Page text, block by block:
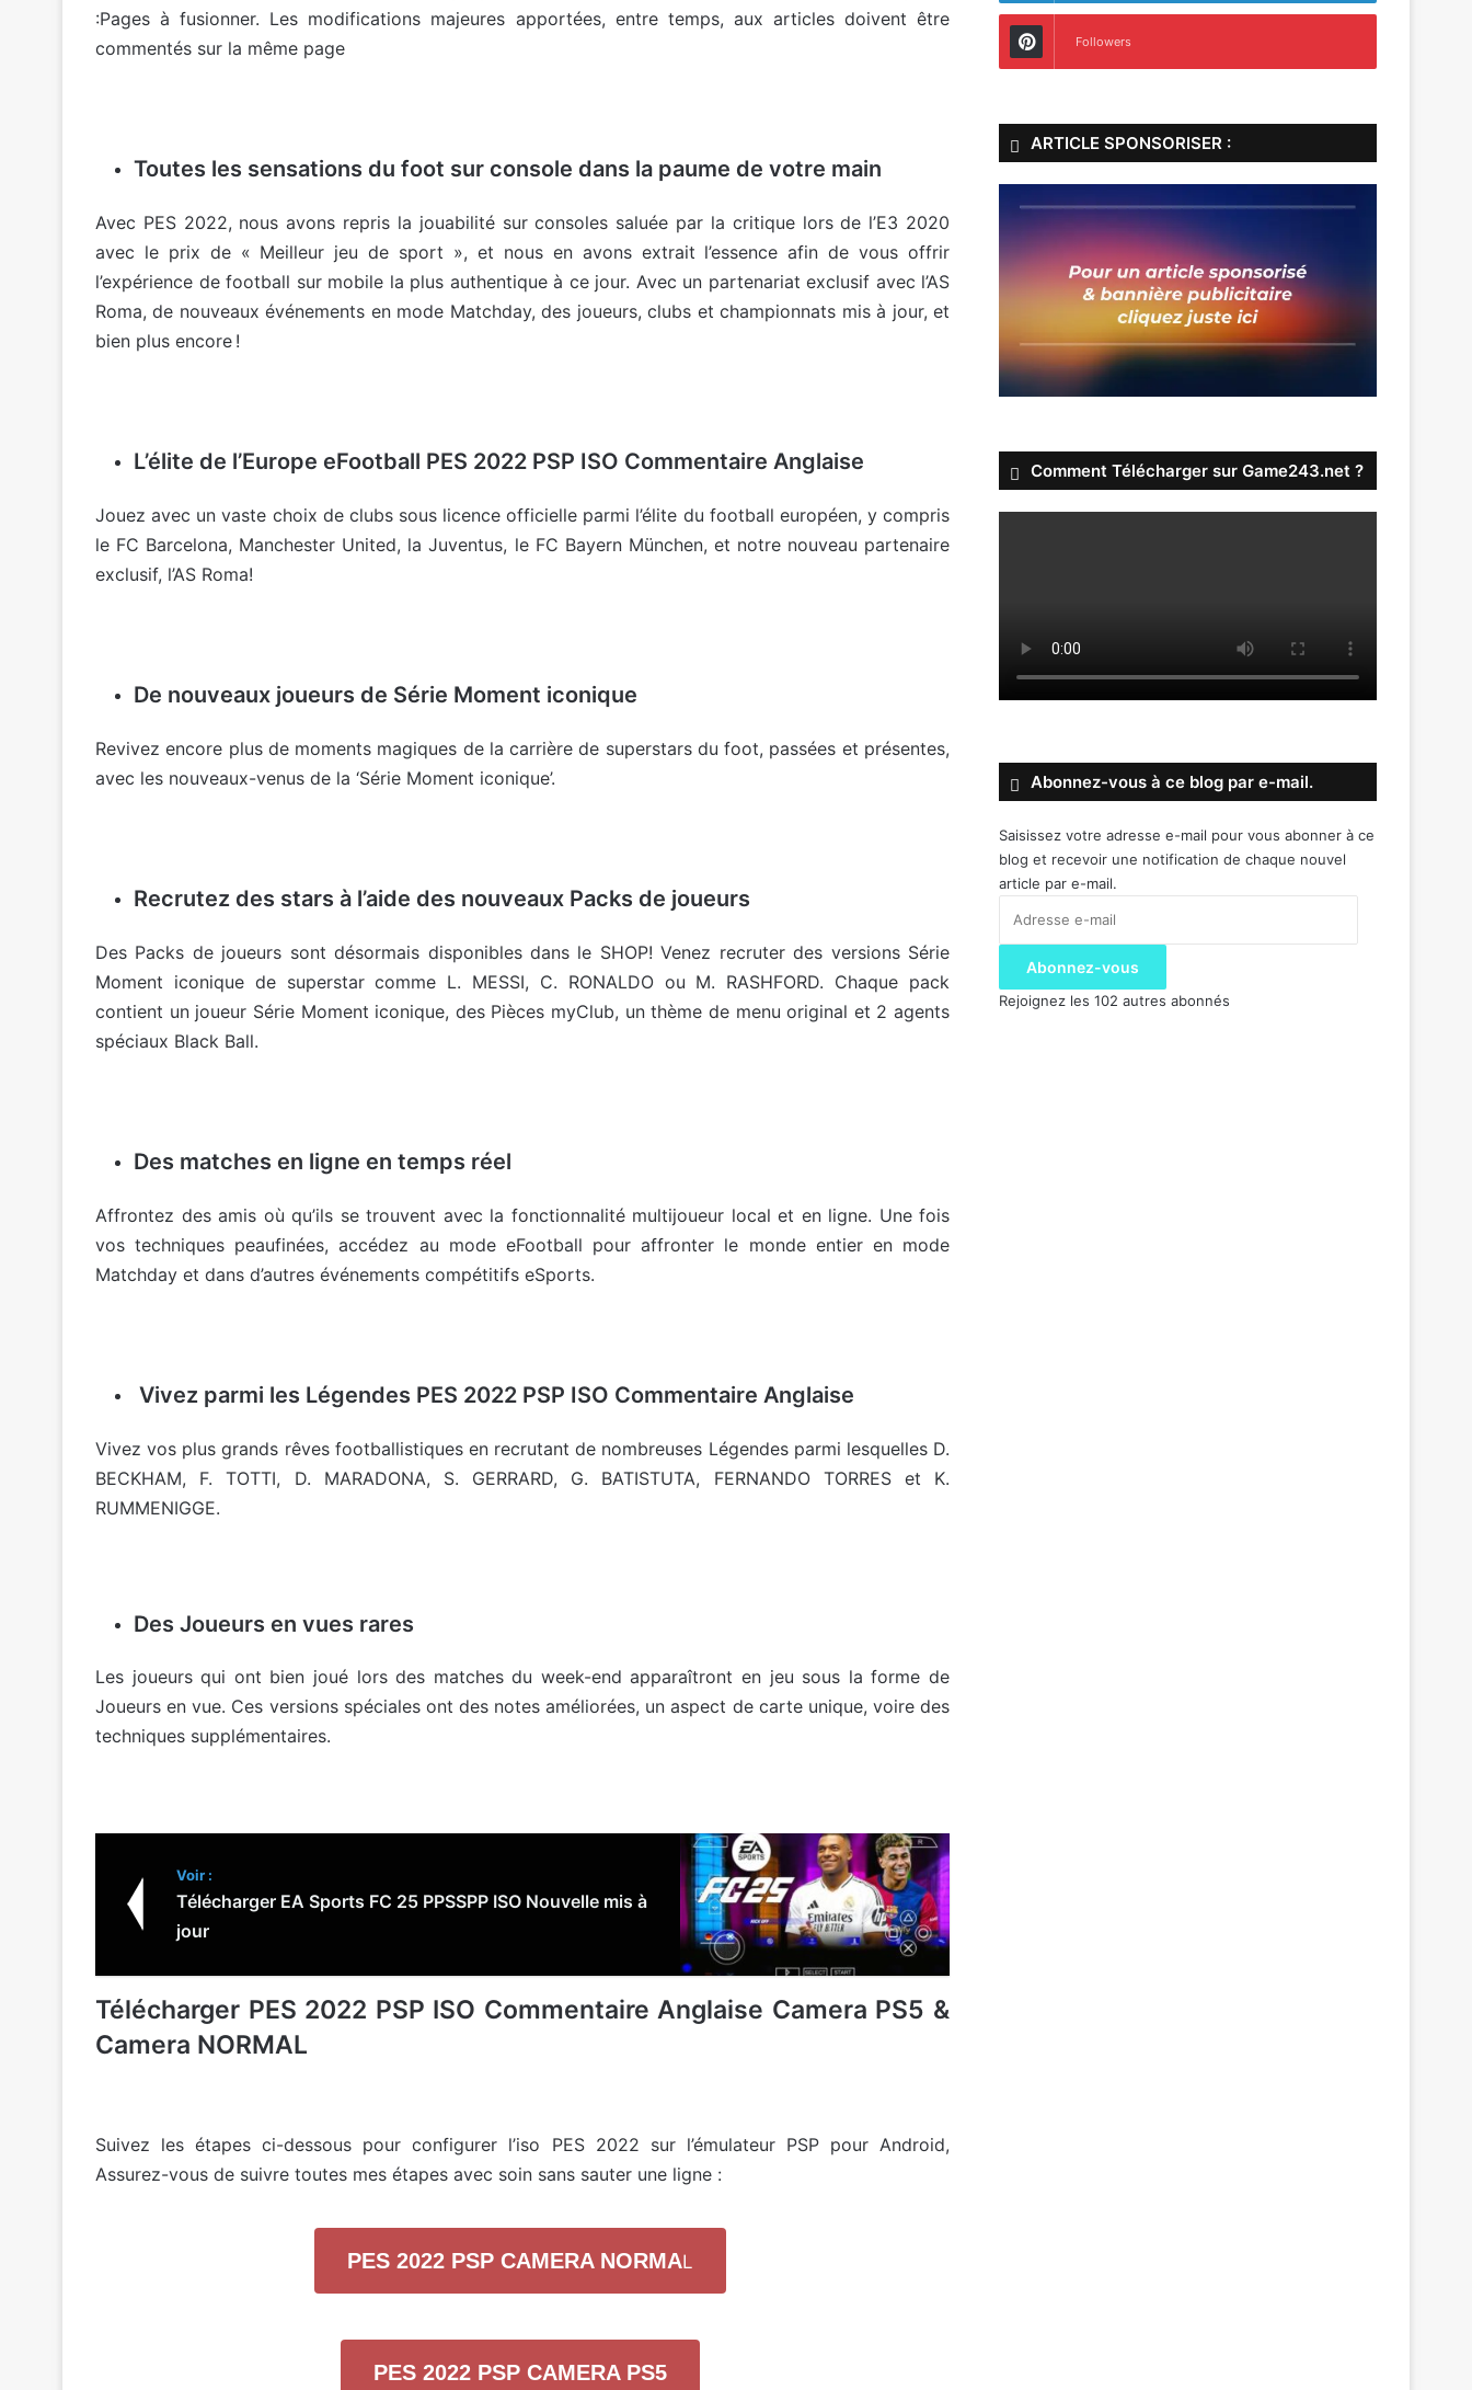
:Pages à fusionner. Les modifications majeures apportées, entre temps, aux articles doivent être
commentés sur la même page
Toutes les sensations du foot sur console dans la paume de votre main
Avec PES 2022, nous avons repris la jouabilité sur consoles saluée par la critique lors de l’E3 2020
avec le prix de « Meilleur jeu de sport », et nous en avons extrait l’essence afin de vous offrir
l’expérience de football sur mobile la plus authentique à ce jour. Avec un partenariat exclusif avec l’AS
Roma, de nouveaux événements en mode Matchday, des joueurs, clubs et championnats mis à jour, et
bien plus encore !
L’élite de l’Europe eFootball PES 2022 PSP ISO Commentaire Anglaise
Jouez avec un vaste choix de clubs sous licence officielle parmi l’élite du football européen, y compris
le FC Barcelona, Manchester United, la Juventus, le FC Bayern München, et notre nouveau partenaire
exclusif, l’AS Roma!
De nouveaux joueurs de Série Moment iconique
Revivez encore plus de moments magiques de la carrière de superstars du foot, passées et présentes,
avec les nouveaux-venus de la ‘Série Moment iconique’.
Recrutez des stars à l’aide des nouveaux Packs de joueurs
Des Packs de joueurs sont désormais disponibles dans le SHOP! Venez recruter des versions Série
Moment iconique de superstar comme L. MESSI, C. RONALDO ou M. RASHFORD. Chaque pack
contient un joueur Série Moment iconique, des Pièces myClub, un thème de menu original et 2 agents
spéciaux Black Ball.
Des matches en ligne en temps réel
Affrontez des amis où qu’ils se trouvent avec la fonctionnalité multijoueur local et en ligne. Une fois
vos techniques peaufinées, accédez au mode eFootball pour affronter le monde entier en mode
Matchday et dans d’autres événements compétitifs eSports.
Vivez parmi les Légendes PES 2022 PSP ISO Commentaire Anglaise
Vivez vos plus grands rêves footballistiques en recrutant de nombreuses Légendes parmi lesquelles D.
BECKHAM, F. TOTTI, D. MARADONA, S. GERRARD, G. BATISTUTA, FERNANDO TORRES et K.
RUMMENIGGE.
Des Joueurs en vues rares
Les joueurs qui ont bien joué lors des matches du week-end apparaîtront en jeu sous la forme de
Joueurs en vue. Ces versions spéciales ont des notes améliorées, un aspect de carte unique, voire des
techniques supplémentaires.
Voir :
Télécharger EA Sports FC 25 PPSSPP ISO Nouvelle mis à
jour
Télécharger PES 2022 PSP ISO Commentaire Anglaise Camera PS5 &
Camera NORMAL
Suivez les étapes ci-dessous pour configurer l’iso PES 2022 sur l’émulateur PSP pour Android,
Assurez-vous de suivre toutes mes étapes avec soin sans sauter une ligne :
PES 2022 PSP CAMERA NORMAL
PES 2022 PSP CAMERA PS5
Followers
ARTICLE SPONSORISER :
Comment Télécharger sur Game243.net ?
Abonnez-vous à ce blog par e-mail.
Saisissez votre adresse e-mail pour vous abonner à ce
blog et recevoir une notification de chaque nouvel
article par e-mail.
e-
Abonnez-vous
Rejoignez les 102 autres abonnés